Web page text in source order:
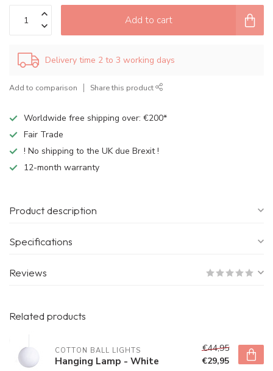
Add to cart
Delivery time 2 to 3 working days
Add to comparison Share this product
Worldwide free shipping over: €200*
Fair Trade
! No shipping to the UK due Brexit !
12-month warranty
Product description
Specifications
Reviews
Related products
COTTON BALL LIGHTS
Hanging Lamp - White
€44,95
€29,95